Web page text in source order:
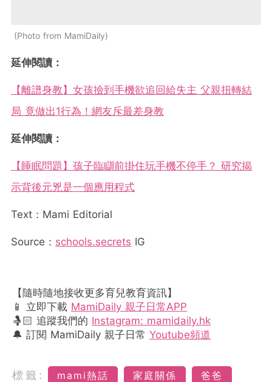
Photo from MamiDaily
延伸閱讀：
【離譜身教】女孩撿到手機欲追回給失主 父親扭轉結
局 竟做出1行為！網友斥最差身教
延伸閱讀：
【睡眠問題】孩子臨瞓前掛住玩手機不停手？ 研究揭
示背後元兇是一個應用程式
Text：Mami Editorial
Source： schools.secrets IG
【隨時隨地接收更多育兒教育資訊】
📱 立即下載 MamiDaily 親子日常APP
🤱🏻 追蹤我們的 Instagram: mamidaily.hk
🔔 訂閱 MamiDaily 親子日常 Youtube頻道
標籤: mami熱話 家庭關係
爸爸